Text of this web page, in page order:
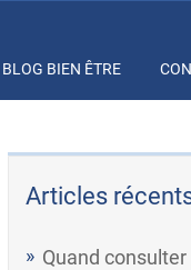
BLOG BIEN ÊTRE
Articles
Quand